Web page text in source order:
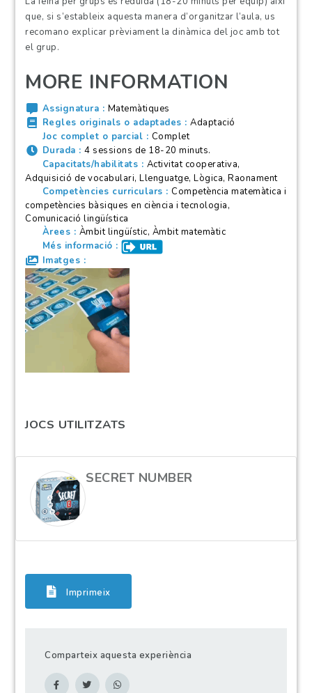
que, si s’estableix aquesta manera d’organitzar l’aula, us
recomano explicar prèviament la dinàmica del joc amb tot
el grup.
MORE INFORMATION
Assignatura
Matemàtiques
Regles originals o adaptades
Adaptació
Joc complet o parcial
Complet
Durada
4 sessions de 18-20 minuts.
Capacitats/habilitats
Activitat cooperativa,
Adquisició de vocabulari, Llenguatge, Lògica, Raonament
Competències curriculars
Competència matemàtica i
competències bàsiques en ciència i tecnologia,
Comunicació lingüística
Àrees
Àmbit lingüístic, Àmbit matemàtic
Més informació
Imatges
JOCS UTILITZATS
SECRET NUMBER
Imprimeix
Comparteix aquesta experiència